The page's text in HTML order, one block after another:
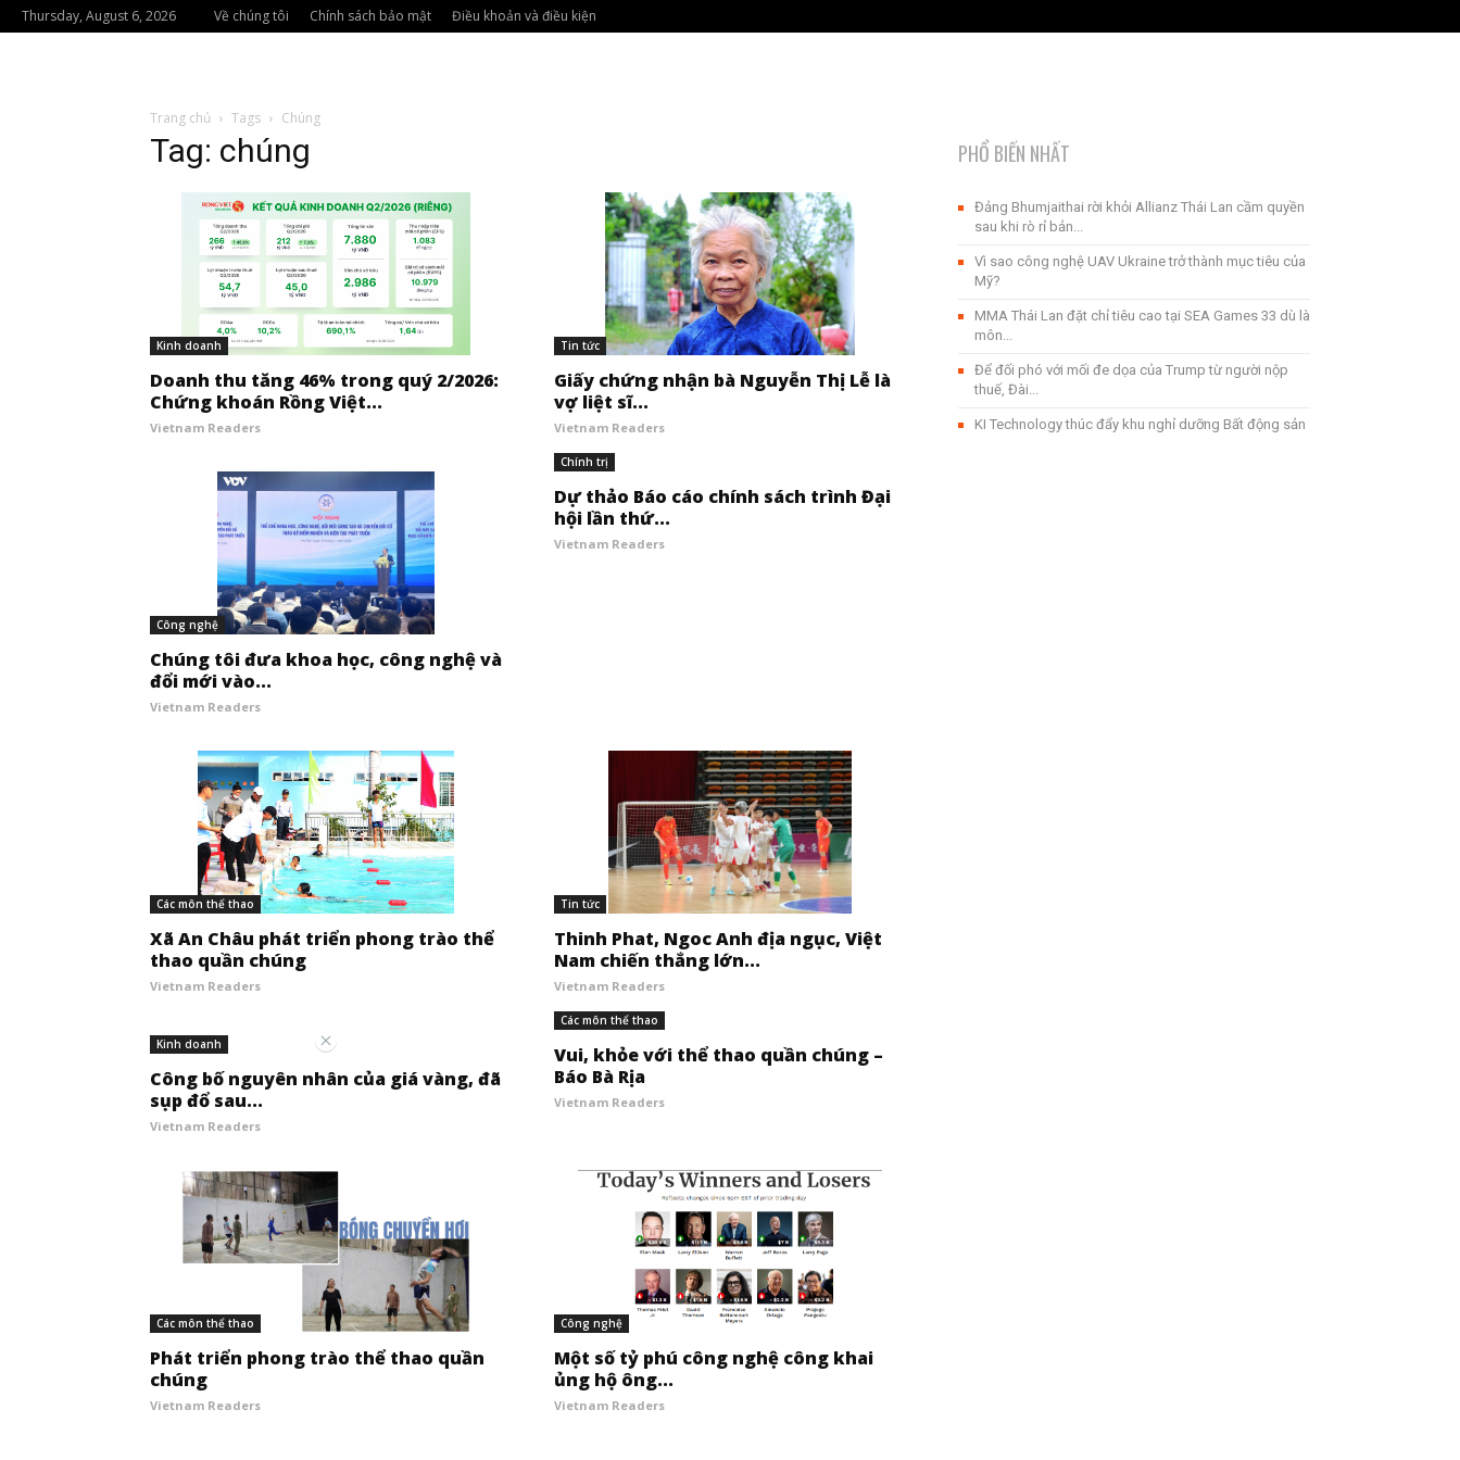
Thursday, August 6, 2026 Về chúng tôi Chính sách bảo mật Điều khoản và điều kiện
Trang chủ Tags Chúng
Tag: chúng
Kinh doanh
Doanh thu tăng 46% trong quý 2/2026:
Chứng khoán Rồng Việt...
Vietnam Readers
Tin tức
Giấy chứng nhận bà Nguyễn Thị Lễ là
vợ liệt sĩ...
Vietnam Readers
Công nghệ
Chúng tôi đưa khoa học, công nghệ và
đổi mới vào...
Vietnam Readers
Chính trị
Dự thảo Báo cáo chính sách trình Đại
hội lần thứ...
Vietnam Readers
Các môn thể thao
Xã An Châu phát triển phong trào thể
thao quần chúng
Vietnam Readers
Tin tức
Thinh Phat, Ngoc Anh địa ngục, Việt
Nam chiến thắng lớn...
Vietnam Readers
Kinh doanh
Công bố nguyên nhân của giá vàng, đã
sụp đổ sau...
Vietnam Readers
Các môn thể thao
Vui, khỏe với thể thao quần chúng –
Báo Bà Rịa
Vietnam Readers
Các môn thể thao
Phát triển phong trào thể thao quần
chúng
Vietnam Readers
Công nghệ
Một số tỷ phú công nghệ công khai
ủng hộ ông...
Vietnam Readers
PHỔ BIẾN NHẤT
Đảng Bhumjaithai rời khỏi Allianz Thái Lan cầm quyền
sau khi rò rỉ bản...
Vì sao công nghệ UAV Ukraine trở thành mục tiêu của
Mỹ?
MMA Thái Lan đặt chỉ tiêu cao tại SEA Games 33 dù là
môn...
Để đối phó với mối đe dọa của Trump từ người nộp
thuế, Đài...
KI Technology thúc đẩy khu nghỉ dưỡng Bất động sản